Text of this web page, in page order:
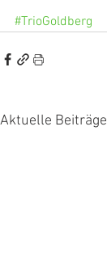
#TrioGoldberg
Aktuelle Beiträge